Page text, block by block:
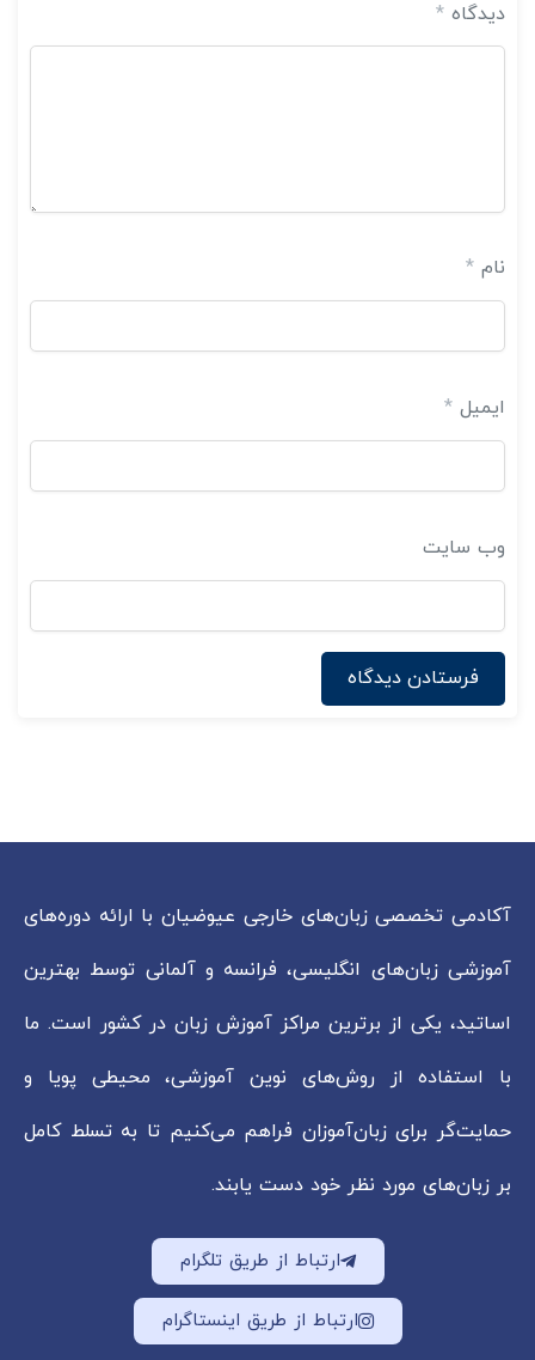
دیدگاه *
نام *
ایمیل *
وب‌ سایت
آکادمی تخصصی زبان‌های خارجی عیوضیان با ارائه دوره‌های
آموزشی زبان‌های انگلیسی، فرانسه و آلمانی توسط بهترین
اساتید، یکی از برترین مراکز آموزش زبان در کشور است. ما
با استفاده از روش‌های نوین آموزشی، محیطی پویا و
حمایت‌گر برای زبان‌آموزان فراهم می‌کنیم تا به تسلط کامل
بر زبان‌های مورد نظر خود دست یابند.
ارتباط از طریق تلگرام
ارتباط از طریق اینستاگرام